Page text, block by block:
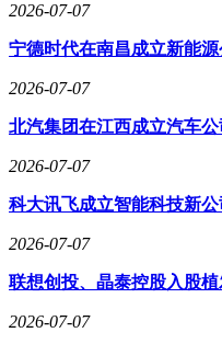
价值验证。当被问及个人
健康状态良好为由，明确
AI技术在企业核心业务场
2026-07-07
宁德时代在南昌成立新能源
2026-07-07
北汽集团在江西成立汽车
2026-07-07
科大讯飞成立智能科技新
2026-07-07
联想创投、晶泰控股入股
2026-07-07